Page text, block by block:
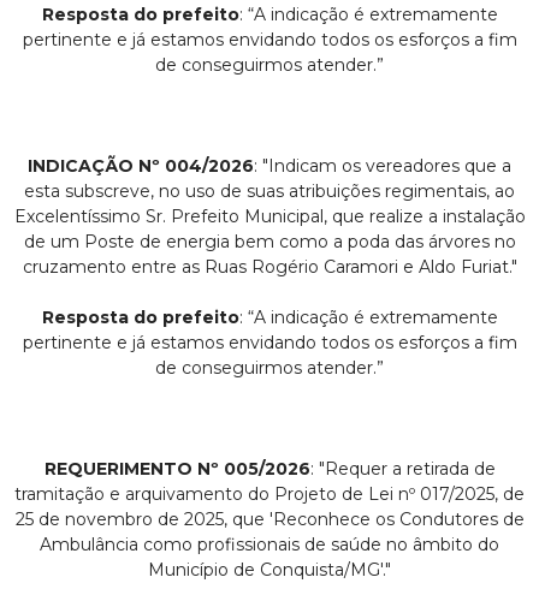
Resposta do prefeito: “A indicação é extremamente
pertinente e já estamos envidando todos os esforços a fim
de conseguirmos atender.”
INDICAÇÃO Nº 004/2026: "Indicam os vereadores que a
esta subscreve, no uso de suas atribuições regimentais, ao
Excelentíssimo Sr. Prefeito Municipal, que realize a instalação
de um Poste de energia bem como a poda das árvores no
cruzamento entre as Ruas Rogério Caramori e Aldo Furiat."
Resposta do prefeito: “A indicação é extremamente
pertinente e já estamos envidando todos os esforços a fim
de conseguirmos atender.”
REQUERIMENTO Nº 005/2026: "Requer a retirada de
tramitação e arquivamento do Projeto de Lei nº 017/2025, de
25 de novembro de 2025, que 'Reconhece os Condutores de
Ambulância como profissionais de saúde no âmbito do
Município de Conquista/MG'."